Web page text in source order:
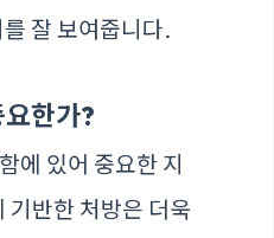
잘 보여줍니다.
한가?
에 있어 중요한 지
기반한 처방은 더욱